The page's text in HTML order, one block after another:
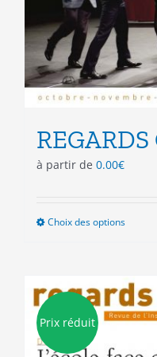
REGARDS
à partir de 0.00€
Choix des optionsCe
Les
Prix réduit